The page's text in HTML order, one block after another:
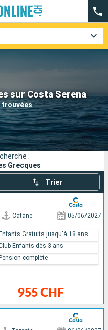
sur Costa Serena
Compagnies
:
Grecques
Trier
Catane 05/06/2027
955 CHF
Enfants Gratuits jusqu'à 18 ans
Enfants dès 3 ans
Pension complète